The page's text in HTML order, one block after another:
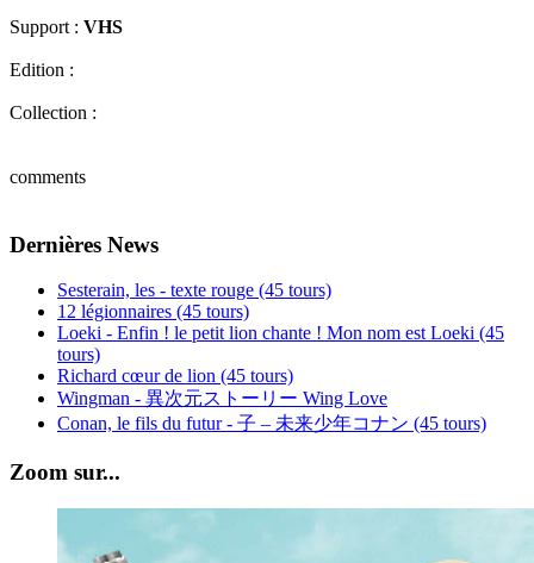
Support : VHS
Edition :
Collection :
comments
Dernières News
Sesterain, les - texte rouge (45 tours)
12 légionnaires (45 tours)
Loeki - Enfin ! le petit lion chante ! Mon nom est Loeki (45
tours)
Richard cœur de lion (45 tours)
Wingman - 異次元ストーリー Wing Love
Conan, le fils du futur - 子 – 未来少年コナン (45 tours)
Zoom sur...